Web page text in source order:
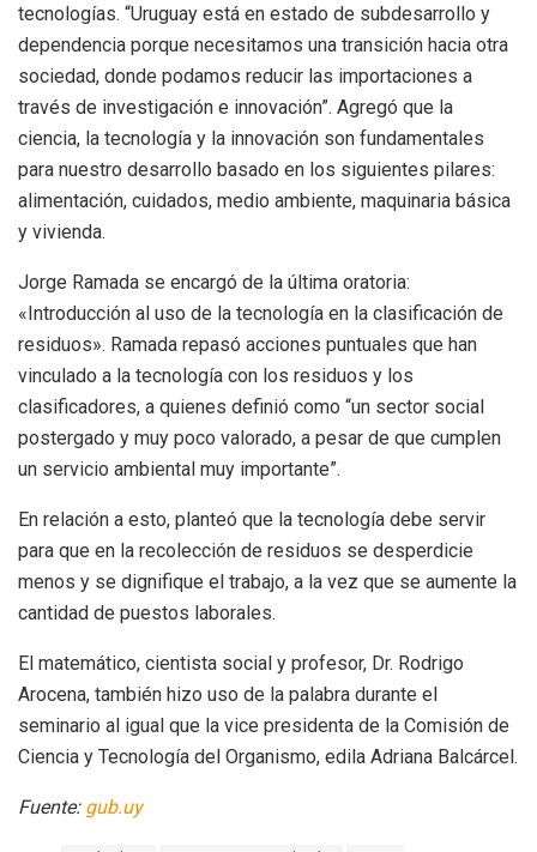
tecnologías. “Uruguay está en estado de subdesarrollo y
dependencia porque necesitamos una transición hacia otra
sociedad, donde podamos reducir las importaciones a
través de investigación e innovación”. Agregó que la
ciencia, la tecnología y la innovación son fundamentales
para nuestro desarrollo basado en los siguientes pilares:
alimentación, cuidados, medio ambiente, maquinaria básica
y vivienda.
Jorge Ramada se encargó de la última oratoria:
«Introducción al uso de la tecnología en la clasificación de
residuos». Ramada repasó acciones puntuales que han
vinculado a la tecnología con los residuos y los
clasificadores, a quienes definió como “un sector social
postergado y muy poco valorado, a pesar de que cumplen
un servicio ambiental muy importante”.
En relación a esto, planteó que la tecnología debe servir
para que en la recolección de residuos se desperdicie
menos y se dignifique el trabajo, a la vez que se aumente la
cantidad de puestos laborales.
El matemático, cientista social y profesor, Dr. Rodrigo
Arocena, también hizo uso de la palabra durante el
seminario al igual que la vice presidenta de la Comisión de
Ciencia y Tecnología del Organismo, edila Adriana Balcárcel.
Fuente: gub.uy